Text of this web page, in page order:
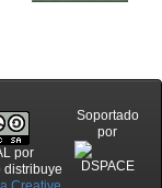
por
Soportado
por